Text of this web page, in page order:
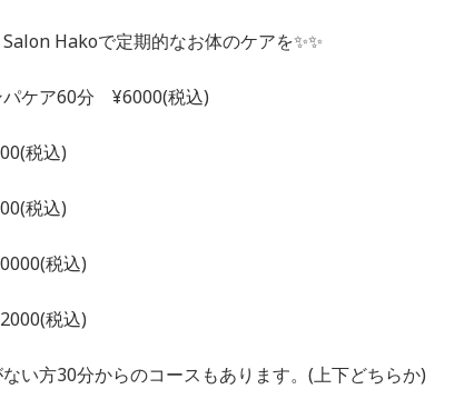
Hakoで定期的なお体のケアを✨✨
パケア60分 ¥6000(税込)
税込)
税込)
税込)
税込)
い方30分からのコースもあります。(上下どちらか)